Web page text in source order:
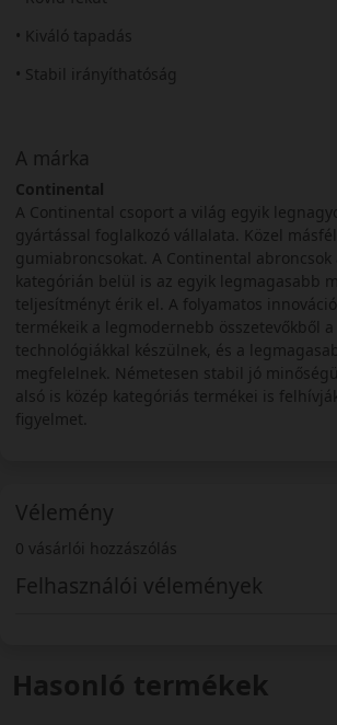
• Kiváló tapadás
• Stabil irányíthatóság
A márka
Continental
A Continental csoport a világ egyik
gyártással foglalkozó vállalata. Közel
gumiabroncsokat. A Continental
kategórián belül is az egyik legmagasabb
teljesítményt érik el. A folyamatos
termékeik a legmodernebb összetevőkből
technológiákkal készülnek, és a
megfelelnek. Németesen stabil jó
alsó is közép kategóriás termékei is
figyelmet.
Vélemény
0 vásárlói hozzászólás
Felhasználói vélemények
Hasonló termékek